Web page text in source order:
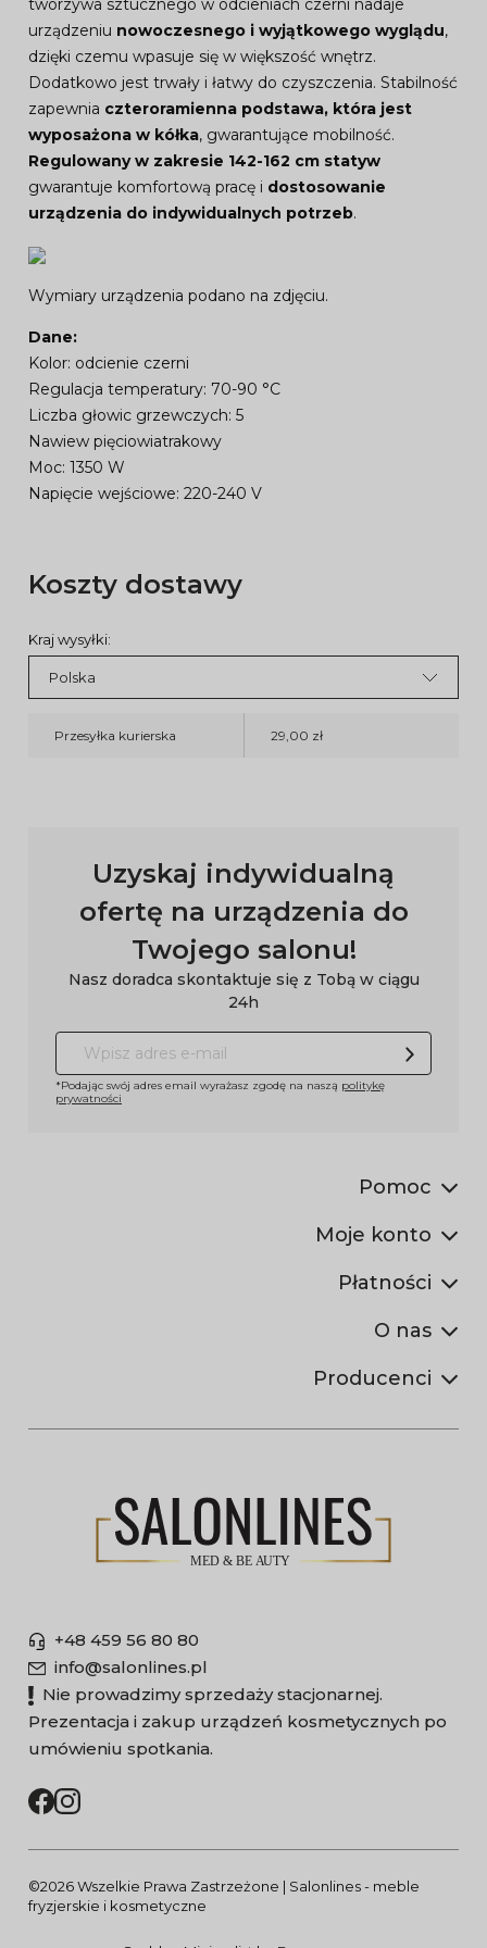
urządzeniu nowoczesnego i wyjątkowego wyglądu,
dzięki czemu wpasuje się w większość wnętrz.
Dodatkowo jest trwały i łatwy do czyszczenia. Stabilność
zapewnia czteroramienna podstawa, która jest
wyposażona w kółka, gwarantujące mobilność.
Regulowany w zakresie 142-162 cm statyw
gwarantuje komfortową pracę i dostosowanie
urządzenia do indywidualnych potrzeb.
Wymiary urządzenia podano na zdjęciu.
Dane:
Kolor: odcienie czerni
Regulacja temperatury: 70-90 °C
Liczba głowic grzewczych: 5
Nawiew pięciowiatrakowy
Moc: 1350 W
Napięcie wejściowe: 220-240 V
Koszty dostawy
Kraj wysyłki:
Przesyłka kurierska 29,00 zł
Uzyskaj indywidualną
ofertę na urządzenia do
Twojego salonu!
Nasz doradca skontaktuje się z Tobą w ciągu
24h
*Podając swój adres email wyrażasz zgodę na naszą politykę
prywatności
Pomoc
Moje konto
Płatności
O nas
Producenci
+48 459 56 80 80
info@salonlines.pl
Nie prowadzimy sprzedaży stacjonarnej.
Prezentacja i zakup urządzeń kosmetycznych po
umówieniu spotkania.
©2026 Wszelkie Prawa Zastrzeżone | Salonlines - meble
fryzjerskie i kosmetyczne